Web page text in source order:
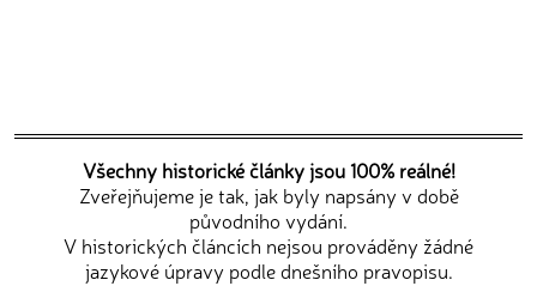
Všechny historické články jsou 100% reálné!
Zveřejňujeme je tak, jak byly napsány v době
původního vydání.
V historických článcích nejsou prováděny žádné
jazykové úpravy podle dnešního pravopisu.